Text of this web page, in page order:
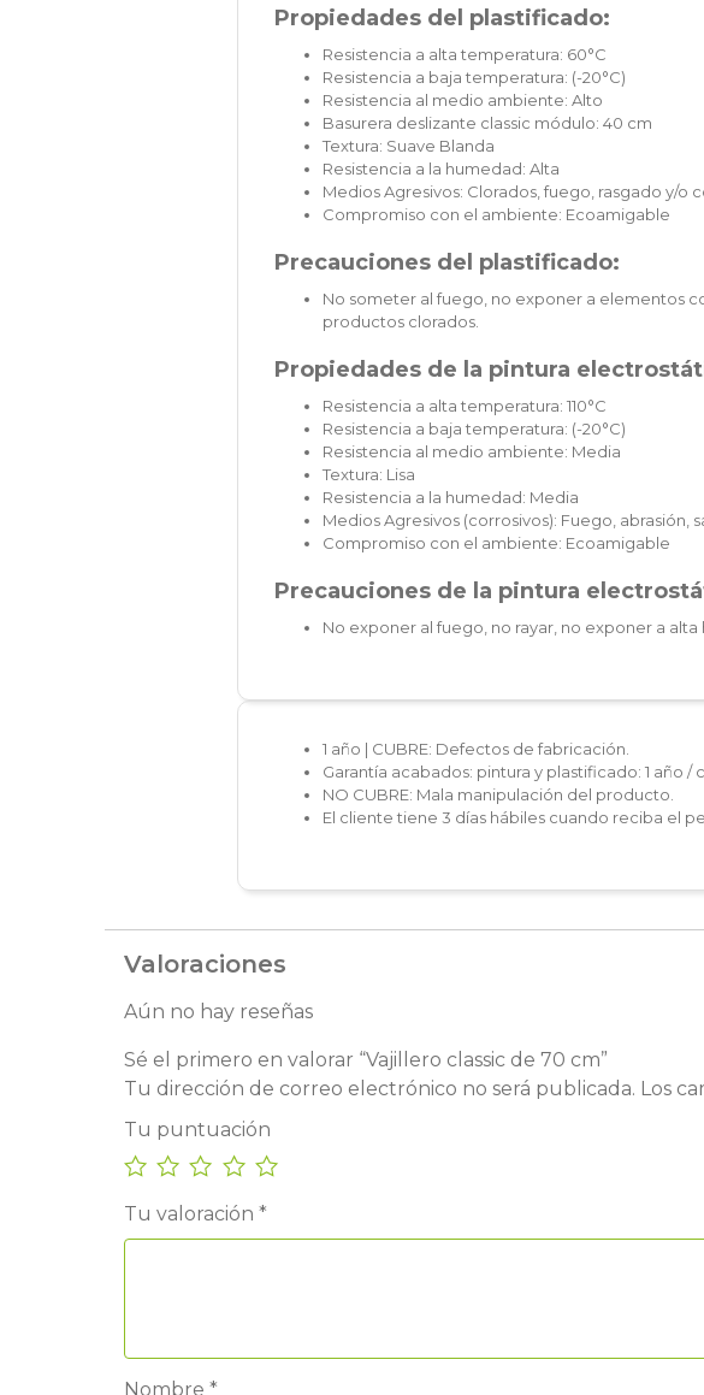
Propiedades del plastificado:
Resistencia a alta temperatura: 60°C
Resistencia a baja temperatura: (-20°C)
Resistencia al medio ambiente: Alto
Basurera deslizante classic módulo: 40 cm
Textura: Suave Blanda
Resistencia a la humedad: Alta
Medios Agresivos: Clorados, fuego, rasgado y/o
Compromiso con el ambiente: Ecoamigable
Precauciones del plastificado:
No someter al fuego, no exponer a elementos
productos clorados.
Propiedades de la pintura
Resistencia a alta temperatura: 110°C
Resistencia a baja temperatura: (-20°C)
Resistencia al medio ambiente: Media
Textura: Lisa
Resistencia a la humedad: Media
Medios Agresivos (corrosivos): Fuego, abrasión,
Compromiso con el ambiente: Ecoamigable
Precauciones de la pintura
No exponer al fuego, no rayar, no exponer a
1 año | CUBRE: Defectos de fabricación.
Garantía acabados: pintura y plastificado: 1 año /
NO CUBRE: Mala manipulación del producto.
El cliente tiene 3 días hábiles cuando reciba el
Valoraciones
Aún no hay reseñas
Sé el primero en valorar “Vajillero classic de 70 cm”
Tu dirección de correo electrónico no será publicada. Los
Tu puntuación
Tu valoración *
Nombre *